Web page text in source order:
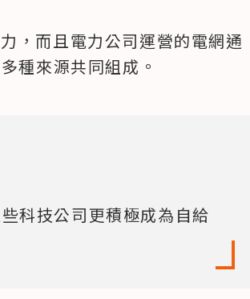
，而且電力公司運營的電網通
種來源共同組成。
科技公司更積極成為自給